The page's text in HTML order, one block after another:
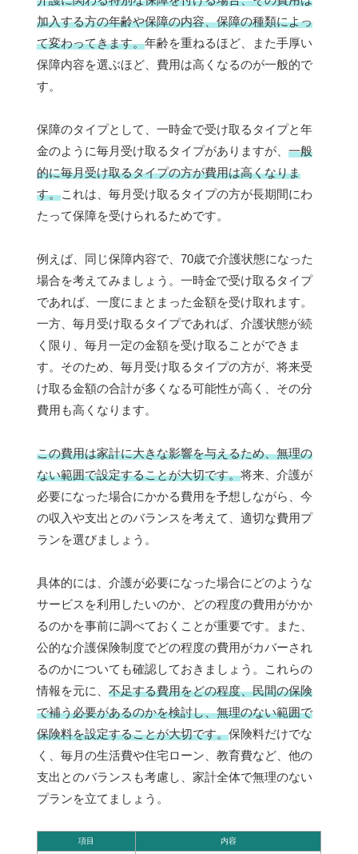
加入する方の年齢や保障の内容、保障の種類によっ
て変わってきます。年齢を重ねるほど、また手厚い
保障内容を選ぶほど、費用は高くなるのが一般的で
す。
保障のタイプとして、一時金で受け取るタイプと年
金のように毎月受け取るタイプがありますが、 一般
的に毎月受け取るタイプの方が費用は高くなりま
す。これは、毎月受け取るタイプの方が長期間にわ
たって保障を受けられるためです。
例えば、同じ保障内容で、70歳で介護状態になった
場合を考えてみましょう。一時金で受け取るタイプ
であれば、一度にまとまった金額を受け取れます。
一方、毎月受け取るタイプであれば、介護状態が続
く限り、毎月一定の金額を受け取ることができま
す。そのため、毎月受け取るタイプの方が、将来受
け取る金額の合計が多くなる可能性が高く、その分
費用も高くなります。
この費用は家計に大きな影響を与えるため、無理の
ない範囲で設定することが大切です。将来、介護が
必要になった場合にかかる費用を予想しながら、今
の収入や支出とのバランスを考えて、適切な費用プ
ランを選びましょう。
具体的には、介護が必要になった場合にどのような
サービスを利用したいのか、どの程度の費用がかか
るのかを事前に調べておくことが重要です。また、
公的な介護保険制度でどの程度の費用がカバーされ
るのかについても確認しておきましょう。これらの
情報を元に、 不足する費用をどの程度、民間の保険
で補う必要があるのかを検討し、無理のない範囲で
保険料を設定することが大切です。保険料だけでな
く、毎月の生活費や住宅ローン、教育費など、他の
支出とのバランスも考慮し、家計全体で無理のない
プランを立てましょう。
項目 内容